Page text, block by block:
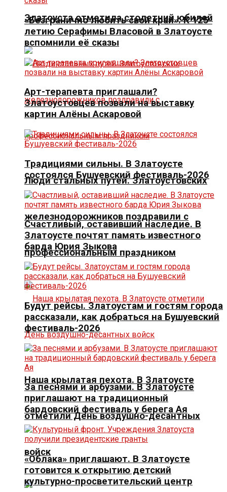
Златоуста отметила столетний юбилей
Люди стальных путей. Златоустовских
железнодорожников поздравили с
профессиональным праздником
Наша крылатая пехота. В Златоусте
отметили День воздушно-десантных
войск
«Безгранично любить свой край». К 125-
летию Серафимы Власовой в Златоусте
вспомнили её сказы
Арт-терапевта приглашали?
Златоустовцев позвали на выставку
картин Алёны Аскаровой
Традициями сильны. В Златоусте
состоялся Бушуевский фестиваль-2026
Счастливый, оставивший наследие. В
Златоусте почтят память известного
барда Юрия Зыкова
Будут рейсы. Златоустам и гостям города
рассказали, как добраться на Бушуевский
фестиваль-2026
За песнями и арбузами. В Златоусте
приглашают на традиционный
бардовский фестиваль у берега Ая
«Облака» приглашают. В Златоусте
готовится к открытию детский
культурно-просветительский центр